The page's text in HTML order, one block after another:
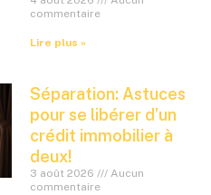
commentaire
Lire plus »
Séparation: Astuces
pour se libérer d’un
crédit immobilier à
deux!
3 août 2026
Aucun
commentaire